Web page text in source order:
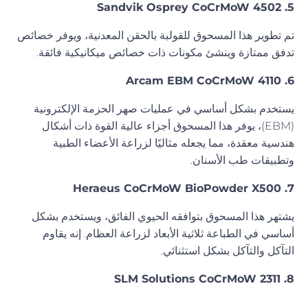
5. Sandvik Osprey CoCrMoW 4502
تم تطوير هذا المسحوق للقولبة بالحقن المعدنية، ويوفر خصائص
تدفق ممتازة وينشئ مكونات ذات خصائص ميكانيكية فائقة.
6. Arcam EBM CoCrMoW 4110
يستخدم بشكل أساسي في عمليات صهر الحزمة الإلكترونية
(EBM)، يوفر هذا المسحوق أجزاء عالية القوة ذات أشكال
هندسية معقدة، مما يجعله مثاليًا لزراعة الأعضاء الطبية
وتطبيقات طب الأسنان.
7. Heraeus CoCrMoW BioPowder X500
يشتهر هذا المسحوق بتوافقه الحيوي الفائق، ويستخدم بشكل
أساسي في الطباعة ثلاثية الأبعاد لزراعة العظام. إنه يقاوم
التآكل والتآكل بشكل استثنائي.
8. SLM Solutions CoCrMoW 2311